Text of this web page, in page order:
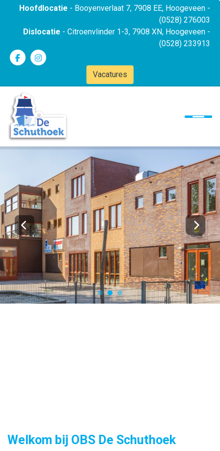
Hoofdlocatie - Booyenverlaat 7, 7908 EE, Hoogeveen -
(0528) 276003
Dislocatie - Citroenvlinder 1-3, 7908 XN, Hoogeveen -
(0528) 233913
Vacatures
Onze school
Ons onderwijs
Ouders
Kinderopvang
Welkom bij OBS De Schuthoek